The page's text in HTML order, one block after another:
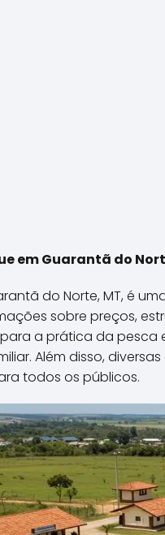
em Guarantã do
do Norte, MT, é
sobre preços,
a prática da pesca
Além disso,
todos os públicos.